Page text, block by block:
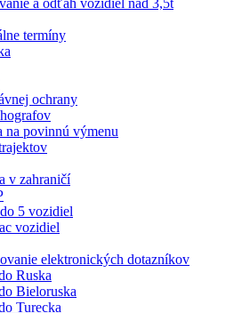
a odťah vozidiel nad 3,5t
termíny
ochrany
na povinnú výmenu
v zahraničí
5 vozidiel
vozidiel
elektronických dotazníkov
Ruska
Bieloruska
Turecka